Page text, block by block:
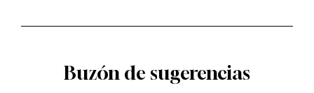
Buzón de sugerencias